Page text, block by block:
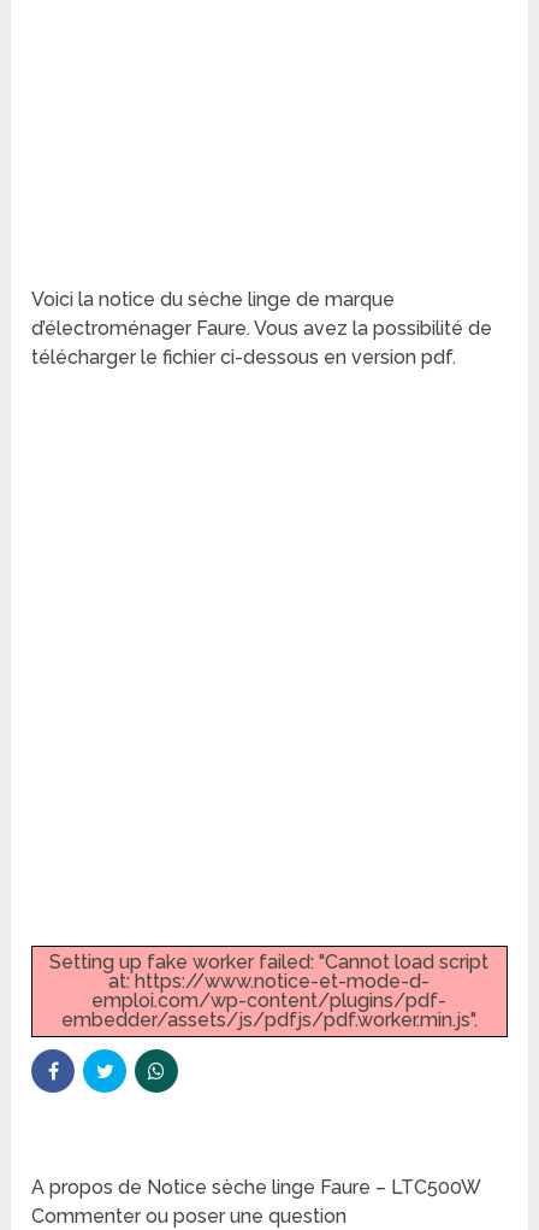
Voici la notice du sèche linge de marque
d’électroménager Faure. Vous avez la possibilité de
télécharger le fichier ci-dessous en version pdf.
Setting up fake worker failed: "Cannot load script
at: https://www.notice-et-mode-d-
emploi.com/wp-content/plugins/pdf-
embedder/assets/js/pdfjs/pdf.worker.min.js".
A propos de Notice sèche linge Faure – LTC500W
Commenter ou poser une question